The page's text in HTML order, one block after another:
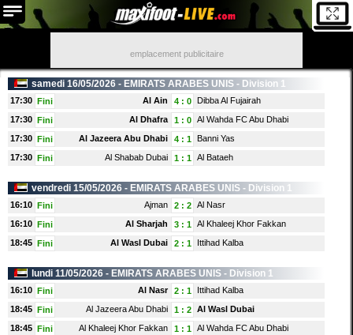
emplacement publicitaire
samedi 16/05/2026 - EMIRATS ARABES UNIS - Division 1
17:30 Fini Al Ain 4: 0
Dibba Al Fujairah
17:30
Fini Al Dhafra 1: 0
Al Wahda FC Abu Dhabi
17:30
Fini Al Jazeera Abu Dhabi 4: 1
Banni Yas
17:30
Fini Al Shabab Dubai 1: 1 Al Bataeh
vendredi 15/05/2026 - EMIRATS ARABES UNIS - Division 1
16:10 Fini Ajman 2: 2
Al Nasr
16:10
Fini Al Sharjah 3: 1
Al Khaleej Khor Fakkan
18:45
Fini Al Wasl Dubai 2: 1 Ittihad Kalba
lundi 11/05/2026 - EMIRATS ARABES UNIS - Division 1
16:10 Fini Al Nasr 2: 1
Ittihad Kalba
18:45
Fini Al Jazeera Abu Dhabi 1: 2
Al Wasl Dubai
18:45
Fini Al Khaleej Khor Fakkan 1: 1 Al Wahda FC Abu Dhabi